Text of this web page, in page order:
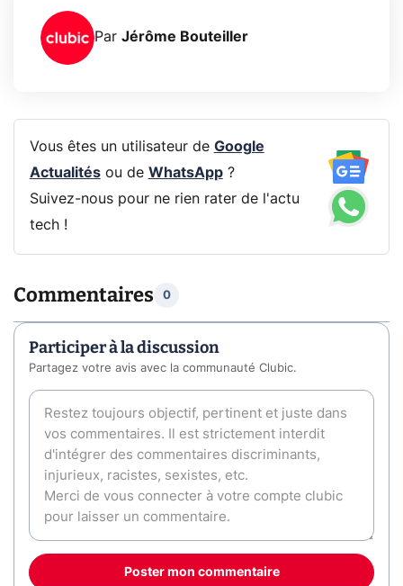
Par Jérôme Bouteiller
Vous êtes un utilisateur de Google
Actualitésou de WhatsApp?
Suivez-nous pour ne rien rater de l'actu
tech !
Commentaires 0
Participer à la discussion
Partagez votre avis avec la communauté Clubic.
Poster mon commentaire